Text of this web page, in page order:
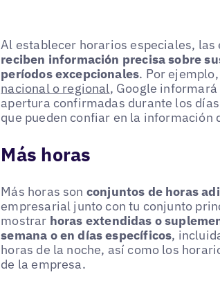
Al establecer horarios especiales,
reciben información precisa sobre
períodos excepcionales. Por
nacional o regional, Google
apertura confirmadas durante los
que pueden confiar en la
Más horas
Más horas son conjuntos de horas
empresarial junto con tu conjunto
mostrar horas extendidas o
semana o en días específicos,
horas de la noche, así como los
de la empresa.